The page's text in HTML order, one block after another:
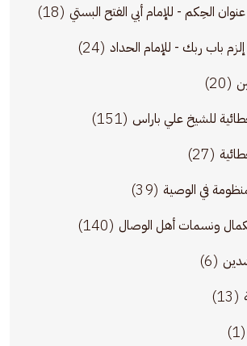
الحِكم - للإمام أبي الفتح البستي (18)
باب ربك - للإمام الحداد (24)
(20)
للشيخ علي باراس (151)
(27)
في الوصية (39)
ونسمات أهل الوصال (140)
(6)
(13)
(1)